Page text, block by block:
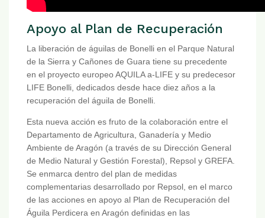
Apoyo al Plan de Recuperación
La liberación de águilas de Bonelli en el Parque Natural
de la Sierra y Cañones de Guara tiene su precedente
en el proyecto europeo AQUILA a-LIFE y su predecesor
LIFE Bonelli, dedicados desde hace diez años a la
recuperación del águila de Bonelli.
Esta nueva acción es fruto de la colaboración entre el
Departamento de Agricultura, Ganadería y Medio
Ambiente de Aragón (a través de su Dirección General
de Medio Natural y Gestión Forestal), Repsol y GREFA.
Se enmarca dentro del plan de medidas
complementarias desarrollado por Repsol, en el marco
de las acciones en apoyo al Plan de Recuperación del
Águila Perdicera en Aragón definidas en las